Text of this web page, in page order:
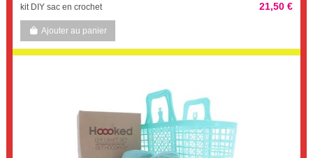
kit DIY sac en crochet 21,50 €
Ajouter au panier